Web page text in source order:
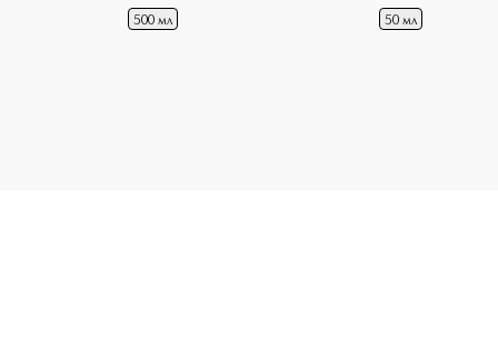
500 мл 50 мл